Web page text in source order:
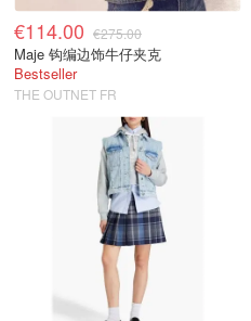
€114.00 €275.00
Maje 钩编边饰牛仔夹克
Bestseller
THE OUTNET FR